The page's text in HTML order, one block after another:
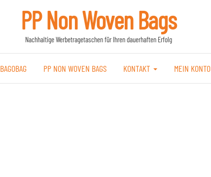
PP Non Woven Bags
Nachhaltige Werbetragetaschen für Ihren dauerhaften Erfolg
BAGOBAG PP NON WOVEN BAGS KONTAKT MEIN KONTO